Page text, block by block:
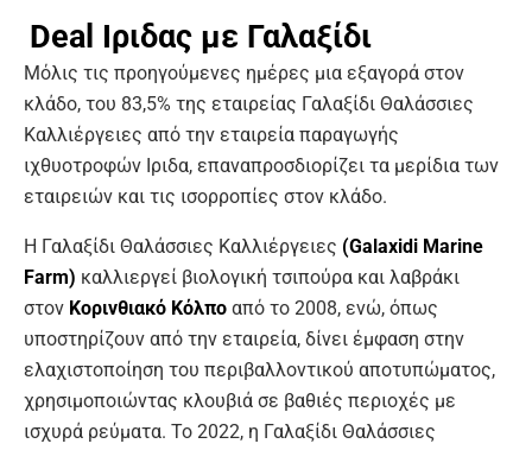
Deal Ιριδας με Γαλαξίδι
Μόλις τις προηγούμενες ημέρες μια εξαγορά στον
κλάδο, του 83,5% της εταιρείας Γαλαξίδι Θαλάσσιες
Καλλιέργειες από την εταιρεία παραγωγής
ιχθυοτροφών Ιριδα, επαναπροσδιορίζει τα μερίδια των
εταιρειών και τις ισορροπίες στον κλάδο.
Η Γαλαξίδι Θαλάσσιες Καλλιέργειες (Galaxidi Marine
Farm) καλλιεργεί βιολογική τσιπούρα και λαβράκι
στον Κορινθιακό Κόλπο από το 2008, ενώ, όπως
υποστηρίζουν από την εταιρεία, δίνει έμφαση στην
ελαχιστοποίηση του περιβαλλοντικού αποτυπώματος,
χρησιμοποιώντας κλουβιά σε βαθιές περιοχές με
ισχυρά ρεύματα. Το 2022, η Γαλαξίδι Θαλάσσιες